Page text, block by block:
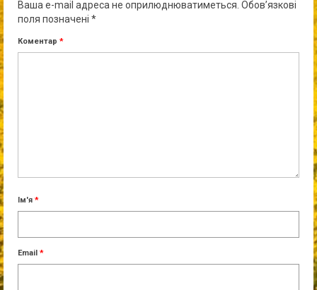
Ваша e-mail адреса не оприлюднюватиметься. Обов’язкові
поля позначені *
Коментар *
Ім'я *
Email *